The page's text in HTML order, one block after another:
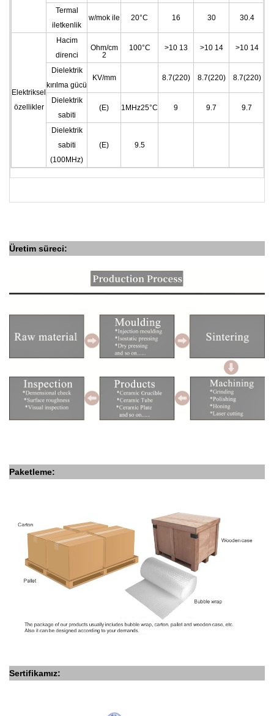
Termal
iletkenlik
w/mok ile 20°C 16 30 30.4
Elektriksel
özellikler
Hacim
direnci
Ohm/cm
2
100°C >10 13 >10 14 >10 14
Dielektrik
kırılma gücü
KV/mm 8.7(220) 8.7(220) 8.7(220)
Dielektrik
sabiti
(E) 1MHz25°C 9 9.7 9.7
Dielektrik
sabiti
(100MHz)
(E) 9.5
Üretim süreci:
Paketleme:
Sertifikamız: